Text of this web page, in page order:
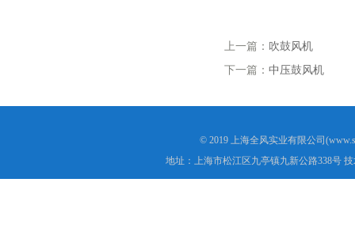
上一篇： 吹鼓风机
下一篇： 中压鼓风机
© 2019 上海全风实业有限公司
地址：上海市松江区九亭镇九新公路338号